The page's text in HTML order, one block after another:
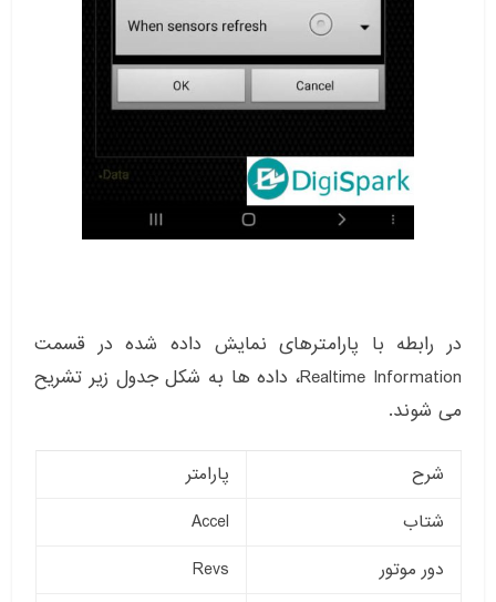
در رابطه با پارامترهای نمایش داده شده در قسمت
Realtime Information، داده ها به شکل جدول زیر تشریح
می شوند.
شرح
پارامتر
شتاب
Accel
دور موتور
Revs